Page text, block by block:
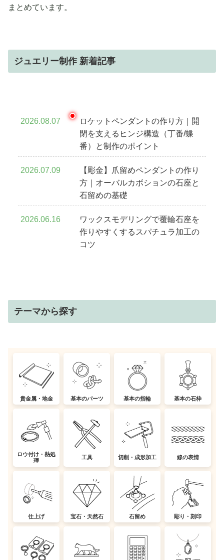
まとめています。
ジュエリー制作 新着記事
ロケットペンダントの作り方｜開
閉を支えるヒンジ構造（丁番/蝶
番）と制作のポイント
2026.08.07
【彫金】爪留めペンダントの作り
方｜オーバルカボションの石座と
石留めの基礎
2026.07.09
ワックスモデリングで覆輪石座を
作りやすくするスパチュラ加工の
コツ
2026.06.16
テーマから探す
貴金属・地金 基本のパーツ 基本の指輪 基本の石枠
ロウ付け・熱処
理
工具 切削・成形加工 線の表情
仕上げ 宝石・天然石 石留め 彫り・刻印